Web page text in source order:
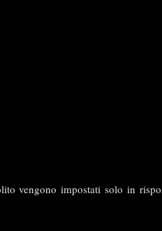
vengono impostati solo in